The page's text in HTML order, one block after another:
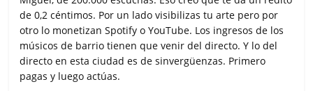
de 0,2 céntimos. Por un lado visibilizas tu arte pero por
otro lo monetizan Spotify o YouTube. Los ingresos de los
músicos de barrio tienen que venir del directo. Y lo del
directo en esta ciudad es de sinvergüenzas. Primero
pagas y luego actúas.